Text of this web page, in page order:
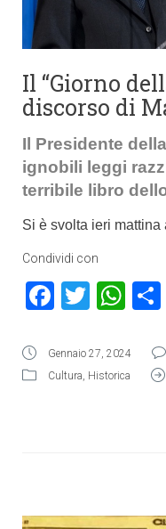
Il “Giorno
discorso di
Il Presidente
ignobili leggi
terribile libro
Si è svolta ieri mattina
Condividi con
Facebook
Twitter
Gennaio 27, 2024
Cultura, Historica